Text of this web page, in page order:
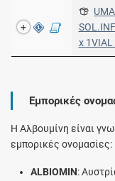
x 1VIAL
Εμπορικές
Η Αλβουμίνη είναι
εμπορικές ονομασίες:
ALBIOMIN: